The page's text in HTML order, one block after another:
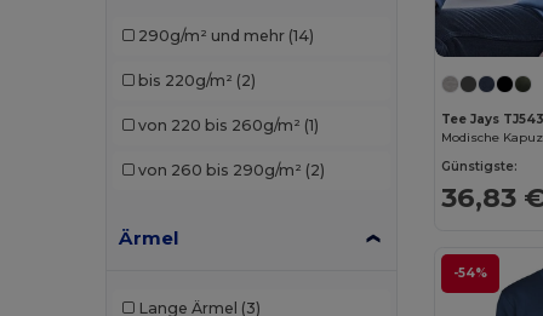
Ecologie
290g/m² und mehr (14)
bis 220g/m² (2)
von 220 bis 260g/m² (1)
von 260 bis 290g/m² (2)
Ärmel
Lange Ärmel (3)
Tee Jays
Günstigste:
36,83
-54%